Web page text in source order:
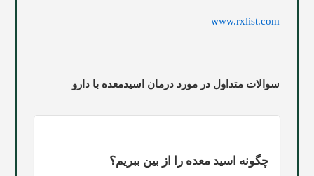
www.rxlist.com
سوالات متداول در مورد درمان اسیدمعده با دارو
چگونه اسید معده را از بین ببریم؟